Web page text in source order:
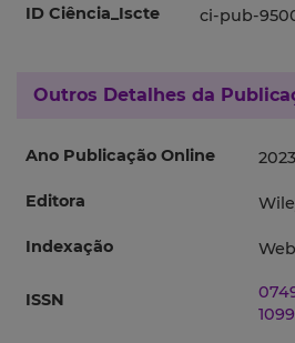
ID Ciência_Iscte ci-pub-
Outros Detalhes da
Ano Publicação Online 2023
Editora
Indexação
ISSN